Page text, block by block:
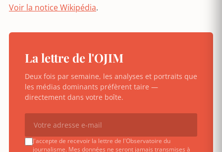
Voir la notice Wikipédia.
La lettre de l'OJIM
Deux fois par semaine, les analyses et portraits que
les médias dominants préfèrent taire —
directement dans votre boîte.
J'accepte de recevoir la lettre de l'Observatoire du
journalisme. Mes données ne seront jamais transmises à